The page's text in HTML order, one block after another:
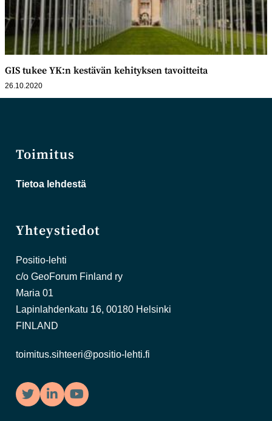
GIS tukee YK:n kestävän kehityksen tavoitteita
26.10.2020
Toimitus
Tietoa lehdestä
Yhteystiedot
Positio-lehti
c/o GeoForum Finland ry
Maria 01
Lapinlahdenkatu 16, 00180 Helsinki
FINLAND
toimitus.sihteeri@positio-lehti.fi
TwitterLinkedInYouTube